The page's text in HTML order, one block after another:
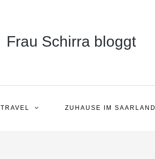
Frau Schirra bloggt
TRAVEL ZUHAUSE IM SAARLAND